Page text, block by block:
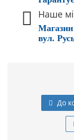
Наше
вул.
До